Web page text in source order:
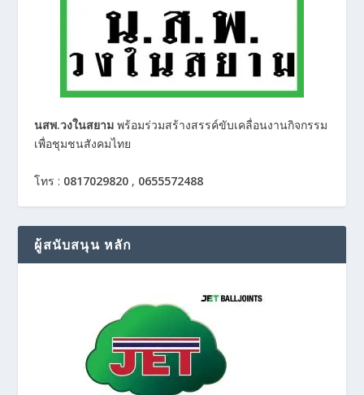
นสพ.วงในสยาม พร้อมร่วมสร้างสรรค์ขับเคลื่อนงานกิจกรรม
เพื่อชุมชนสังคมไทย
โทร : 0817029820 , 0655572488
ผู้สนับสนุน หลัก